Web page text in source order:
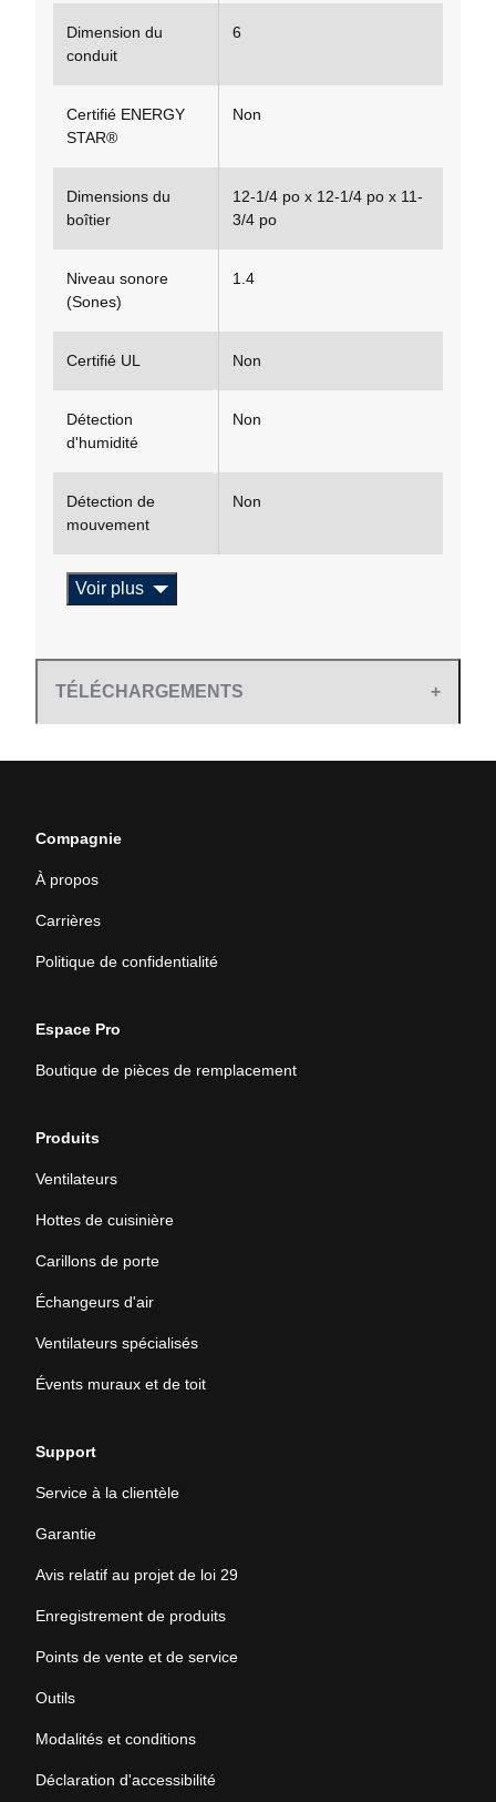
Dimension du
conduit
6
Certifié ENERGY
STAR®
Non
Dimensions du
boîtier
12-1/4 po x 12-1/4 po x 11-
3/4 po
Niveau sonore
(Sones)
1.4
Certifié UL Non
Détection
d'humidité
Non
Détection de
mouvement
Non
Voir plus
TÉLÉCHARGEMENTS
Compagnie
À propos
Carrières
Politique de confidentialité
Espace Pro
Boutique de pièces de remplacement
Produits
Ventilateurs
Hottes de cuisinière
Carillons de porte
Échangeurs d'air
Ventilateurs spécialisés
Évents muraux et de toit
Support
Service à la clientèle
Garantie
Avis relatif au projet de loi 29
Enregistrement de produits
Points de vente et de service
Outils
Modalités et conditions
Déclaration d'accessibilité